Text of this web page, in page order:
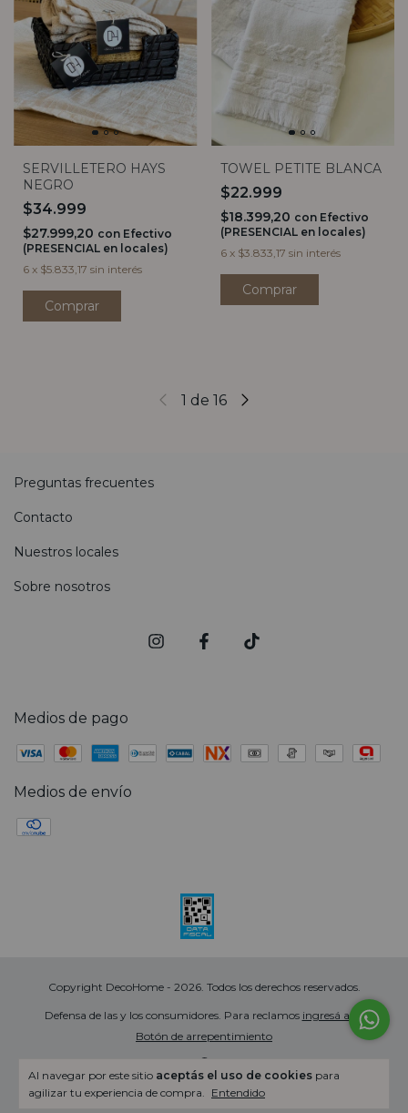
Al navegar por este sitio aceptás el uso de cookies para
agilizar tu experiencia de compra. Entendido
SERVILLETERO HAYS
NEGRO
$34.999
$27.999,20 con Efectivo
(PRESENCIAL en locales)
6 x $5.833,17 sin interés
TOWEL PETITE BLANCA
$22.999
$18.399,20 con Efectivo
(PRESENCIAL en locales)
6 x $3.833,17 sin interés
1 de 16
Preguntas frecuentes
Contacto
Nuestros locales
Sobre nosotros
Medios de pago
Medios de envío
Copyright DecoHome - 2026. Todos los derechos reservados.
Defensa de las y los consumidores. Para reclamos ingresá acá.
Botón de arrepentimiento